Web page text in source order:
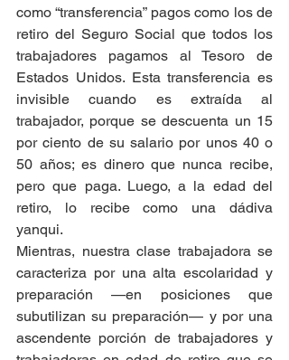
como “transferencia” pagos como los de
retiro del Seguro Social que todos los
trabajadores pagamos al Tesoro de
Estados Unidos. Esta transferencia es
invisible cuando es extraída al
trabajador, porque se descuenta un 15
por ciento de su salario por unos 40 o
50 años; es dinero que nunca recibe,
pero que paga. Luego, a la edad del
retiro, lo recibe como una dádiva
yanqui.
Mientras, nuestra clase trabajadora se
caracteriza por una alta escolaridad y
preparación —en posiciones que
subutilizan su preparación— y por una
ascendente porción de trabajadores y